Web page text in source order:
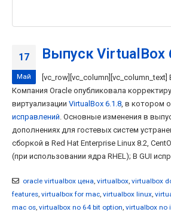
17
Май
Выпуск VirtualBox
Компания Oracle опубликовала
виртуализации VirtualBox 6.1.8, в котором
исправлений. Основные изменения в
дополнениях для гостевых систем
сборкой в Red Hat Enterprise Linux 8.2,
(при использовании ядра RHEL); В GUI
oracle virtualbox цена, virtualbox, virtualbox
features, virtualbox for mac, virtualbox linux,
mac os, virtualbox no 64 bit option, virtualbox no